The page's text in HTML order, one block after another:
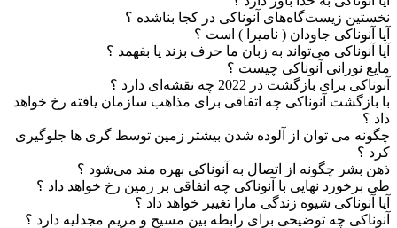
نخستین زیست‌گاه‌های آنوناکی در کجا بناشده ؟
آیا آنوناکی جاودان ( نامیرا ) است ؟
آیا آنوناکی می‌تواند به زبان ما حرف بزند یا بفهمد ؟
مایع نورانی آنوناکی چیست ؟
آنوناکی برای بازگشت در 2022 چه نقشه‌ای دارد ؟
با بازگشت آنوناکی چه اتفاقی برای مذاهب سازمان یافته رخ خواهد
داد ؟
چگونه می توان از آلوده شدن بیشتر زمین توسط گری ها جلوگیری
کرد ؟
ذهن بشر چگونه از اتصال به آنوناکی بهره مند می‌شود ؟
طی برخورد نهایی با آنوناکی چه اتفاقی بر زمین رخ خواهد داد ؟
آیا آنوناکی شیوه زندگی مارا تغییر خواهد داد ؟
آنوناکی چه توضیحی برای رابطه بین مسیح و مریم مجدلیه دارد ؟